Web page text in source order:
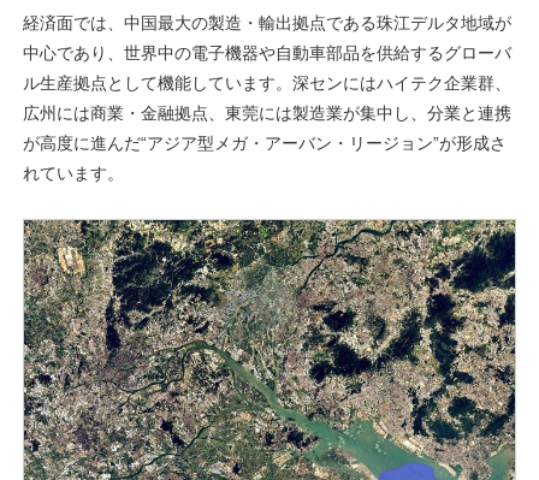
経済面では、中国最大の製造・輸出拠点である珠江デルタ地域が
中心であり、世界中の電子機器や自動車部品を供給するグローバ
ル生産拠点として機能しています。深センにはハイテク企業群、
広州には商業・金融拠点、東莞には製造業が集中し、分業と連携
が高度に進んだ“アジア型メガ・アーバン・リージョン”が形成さ
れています。